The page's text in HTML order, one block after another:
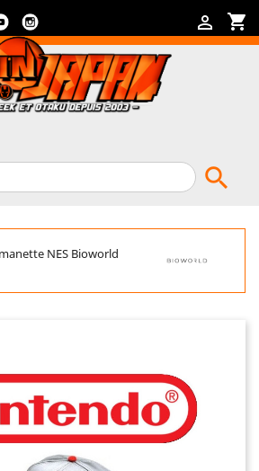
shopping_cart

YouTube

NES Bioworld